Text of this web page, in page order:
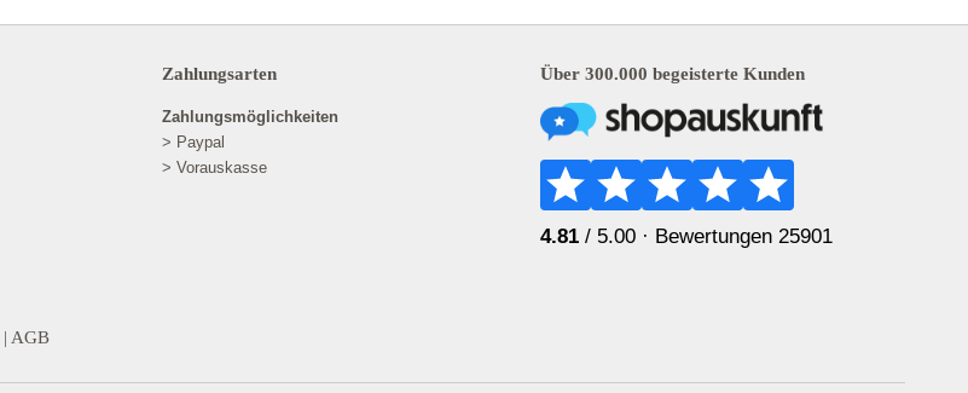
Zahlungsarten
Zahlungsmöglichkeiten
> Paypal
> Vorauskasse
Über 300.000 begeisterte Kunden
4.81 / 5.00 · Bewertungen 25901
| AGB